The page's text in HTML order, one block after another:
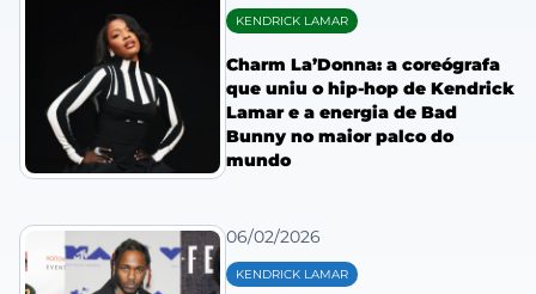
KENDRICK LAMAR
Charm La’Donna: a coreógrafa
que uniu o hip-hop de Kendrick
Lamar e a energia de Bad
Bunny no maior palco do
mundo
06/02/2026
KENDRICK LAMAR